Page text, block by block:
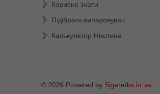
Корисно знати
Підібрати випаровувач
Калькулятор Нікотина
© 2026 Powered by Sigaretka.in.ua